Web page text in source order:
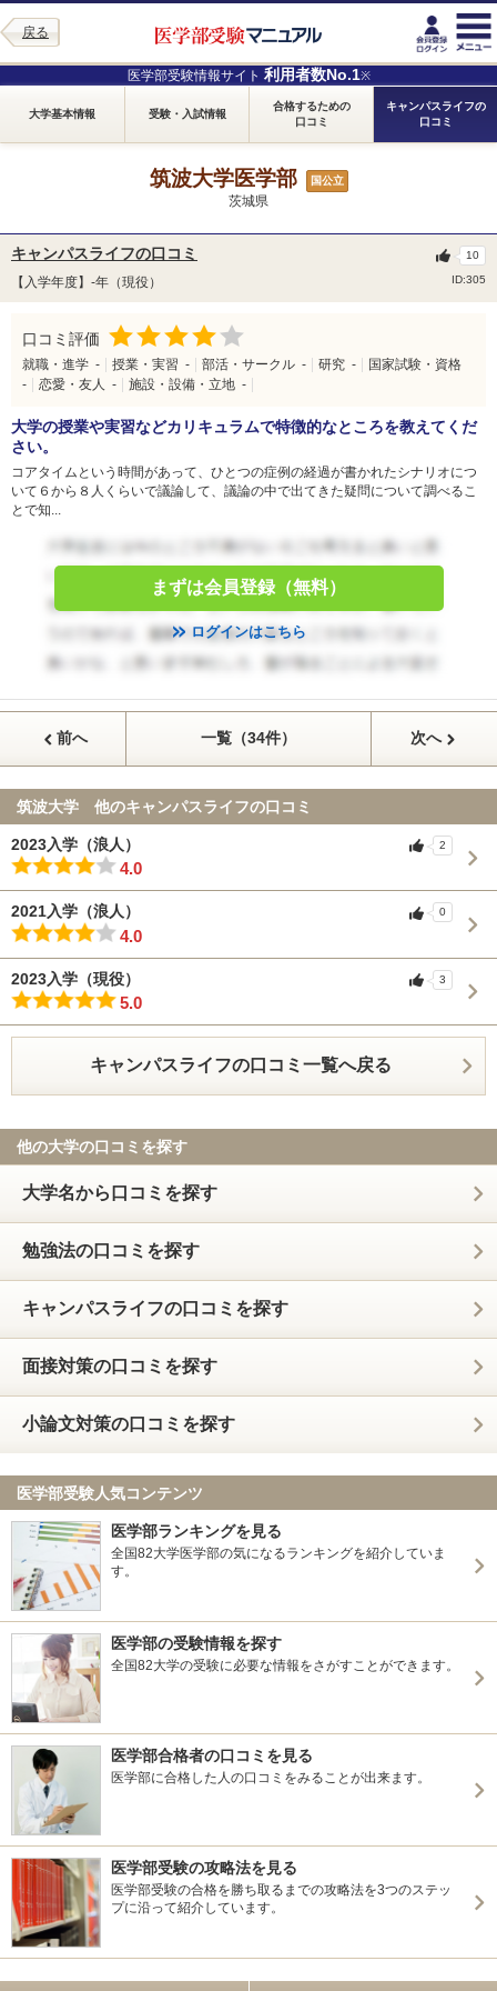
戻る
医学部受験情報サイト 利用者数No.1※
大学基本情報 受験・入試情報
合格するための
口コミ
キャンパスライフの
口コミ
筑波大学医学部 国公立
茨城県
キャンパスライフの口コミ
【入学年度】-年（現役） ID:305
10
口コミ評価
就職・進学 - 授業・実習 - 部活・サークル - 研究 -
国家試験・資格
-
恋愛・友人 - 施設・設備・立地 -
大学の授業や実習などカリキュラムで特徴的なところを教えてくだ
さい。
コアタイムという時間があって、ひとつの症例の経過が書かれたシナリオにつ
いて６から８人くらいで議論して、議論の中で出てきた疑問について調べるこ
とで知...
まずは会員登録（無料）
ログインはこちら
前へ 一覧（34件） 次へ
筑波大学 他のキャンパスライフの口コミ
2023入学（浪人）
4.0
2
2021入学（浪人）
4.0
0
2023入学（現役）
5.0
3
キャンパスライフの口コミ一覧へ戻る
他の大学の口コミを探す
大学名から口コミを探す
勉強法の口コミを探す
キャンパスライフの口コミを探す
面接対策の口コミを探す
小論文対策の口コミを探す
医学部受験人気コンテンツ
医学部ランキングを見る
全国82大学医学部の気になるランキングを紹介していま
す。
医学部の受験情報を探す
全国82大学の受験に必要な情報をさがすことができます。
医学部合格者の口コミを見る
医学部に合格した人の口コミをみることが出来ます。
医学部受験の攻略法を見る
医学部受験の合格を勝ち取るまでの攻略法を3つのステッ
プに沿って紹介しています。